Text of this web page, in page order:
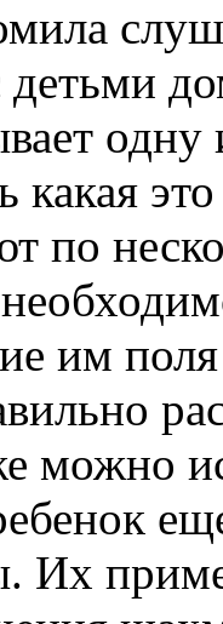
какая
по
им
можно
Их